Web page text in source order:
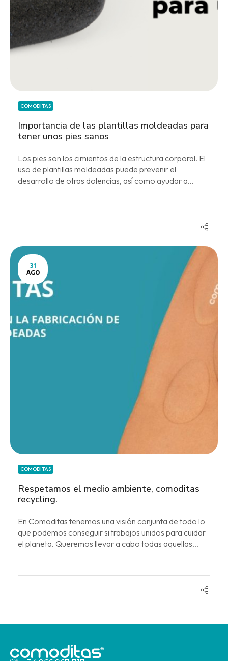
COMODITAS
Importancia de las plantillas moldeadas para
tener unos pies sanos
Los pies son los cimientos de la estructura corporal. El
uso de plantillas moldeadas puede prevenir el
desarrollo de otras dolencias, así como ayudar a...
31
AGO
COMODITAS
Respetamos el medio ambiente, comoditas
recycling.
En Comoditas tenemos una visión conjunta de todo lo
que podemos conseguir si trabajos unidos para cuidar
el planeta. Queremos llevar a cabo todas aquellas...